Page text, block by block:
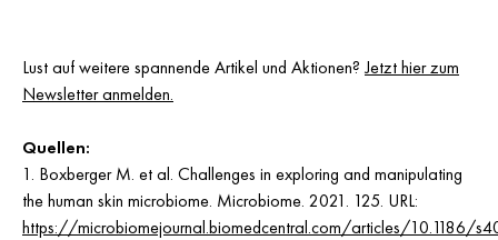
Lust auf weitere spannende Artikel und Aktionen? Jetzt hier zum
Newsletter anmelden.
Quellen:
1. Boxberger M. et al. Challenges in exploring and manipulating
the human skin microbiome. Microbiome. 2021. 125. URL:
https://microbiomejournal.biomedcentral.com/articles/10.1186/